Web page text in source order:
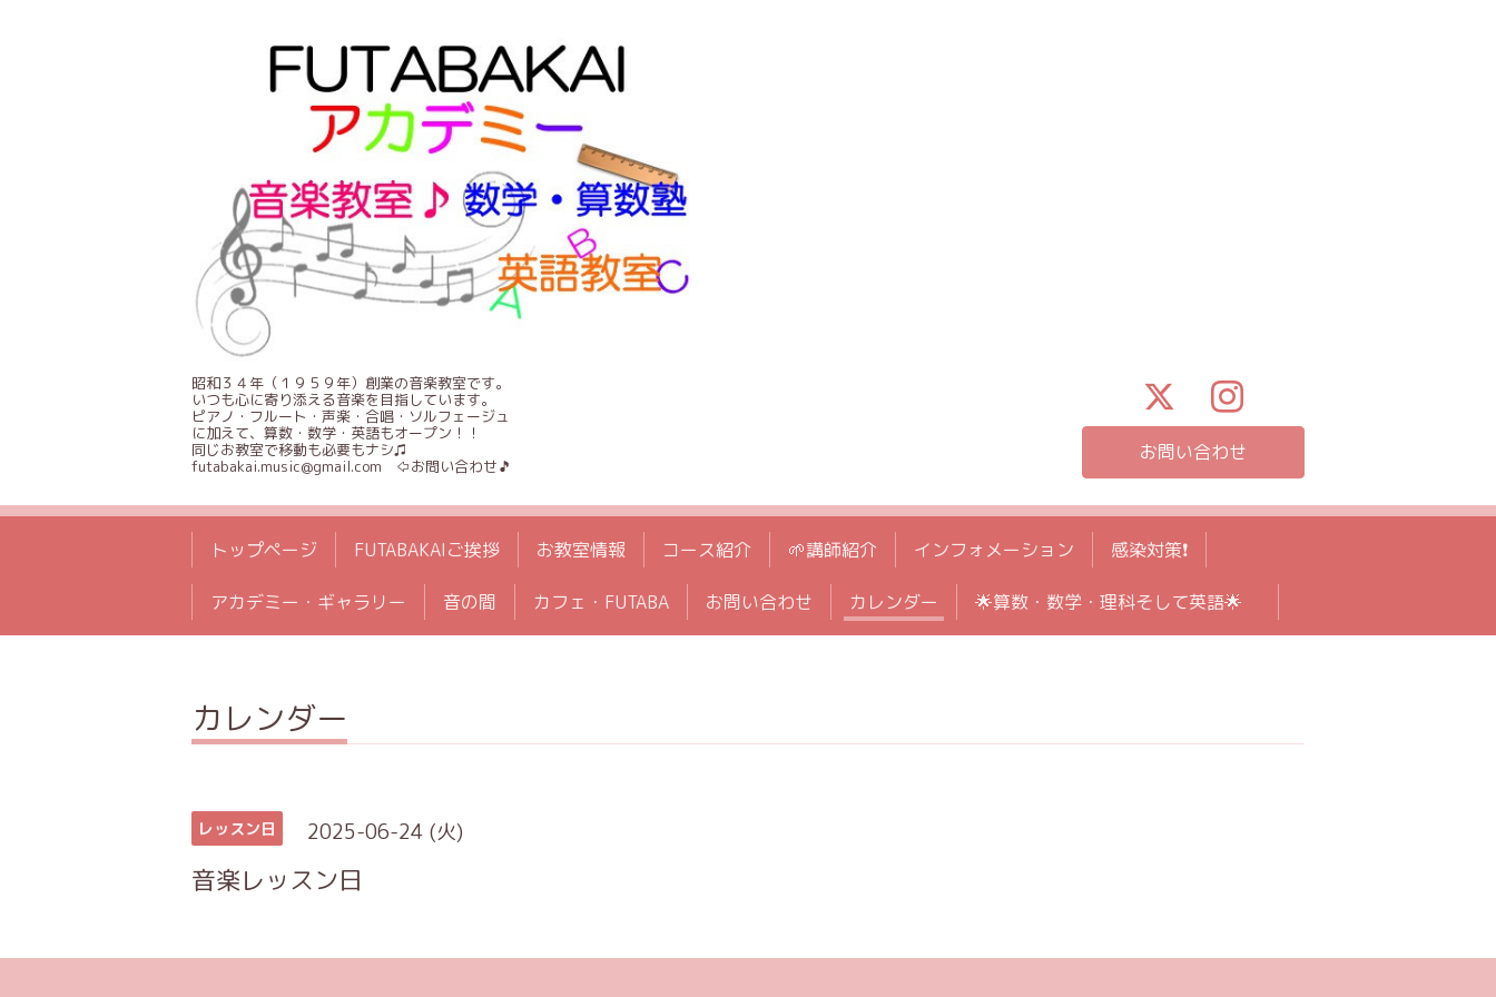
昭和３４年（１９５９年）創業の音楽教室です。
いつも心に寄り添える音楽を目指しています。
ピアノ・フルート・声楽・合唱・ソルフェージュ
に加えて、算数・数学・英語もオープン！！
同じお教室で移動も必要もナシ♫
futabakai.music@gmail.com ⇦お問い合わせ🎵
お問い合わせ
トップページ FUTABAKAIご挨拶 お教室情報 コース紹介 🌱講師紹介 インフォメーション 感染対策❗️
アカデミー・ギャラリー 音の間 カフェ・FUTABA お問い合わせ カレンダー 🌟算数・数学・理科そして英語🌟
カレンダー
レッスン日 2025-06-24 (火)
音楽レッスン日